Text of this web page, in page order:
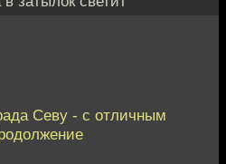
Севу - с отличным